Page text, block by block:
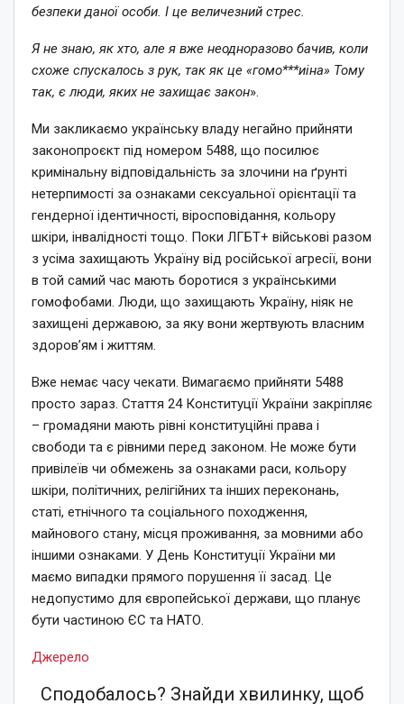
безпеки даної особи. І це величезний стрес.
Я не знаю, як хто, але я вже неодноразово бачив, коли
схоже спускалось з рук, так як це «гомо***иіна» Тому
так, є люди, яких не захищає закон».
Ми закликаємо українську владу негайно прийняти
законопроєкт під номером 5488, що посилює
кримінальну відповідальність за злочини на ґрунті
нетерпимості за ознаками сексуальної орієнтації та
гендерної ідентичності, віросповідання, кольору
шкіри, інвалідності тощо. Поки ЛГБТ+ військові разом
з усіма захищають Україну від російської агресії, вони
в той самий час мають боротися з українськими
гомофобами. Люди, що захищають Україну, ніяк не
захищені державою, за яку вони жертвують власним
здоровʼям і життям.
Вже немає часу чекати. Вимагаємо прийняти 5488
просто зараз. Стаття 24 Конституції України закріпляє
– громадяни мають рівні конституційні права і
свободи та є рівними перед законом. Не може бути
привілеїв чи обмежень за ознаками раси, кольору
шкіри, політичних, релігійних та інших переконань,
статі, етнічного та соціального походження,
майнового стану, місця проживання, за мовними або
іншими ознаками. У День Конституції України ми
маємо випадки прямого порушення її засад. Це
недопустимо для європейської держави, що планує
бути частиною ЄС та НАТО.
Джерело
Сподобалось? Знайди хвилинку, щоб